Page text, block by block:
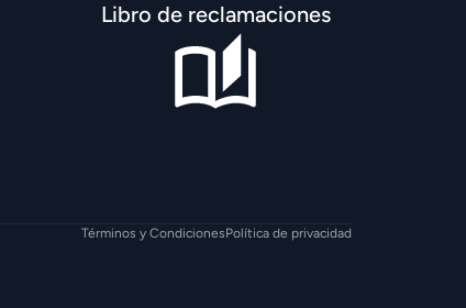
Libro de reclamaciones
Términos y CondicionesPolítica de privacidad